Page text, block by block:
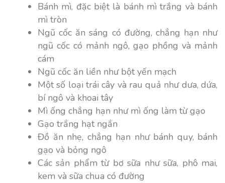
Bánh mì, đặc biệt là bánh mì trắng và bánh
mì tròn
Ngũ cốc ăn sáng có đường, chẳng hạn như
ngũ cốc có mảnh ngô, gạo phồng và mảnh
cám
Ngũ cốc ăn liền như bột yến mạch
Một số loại trái cây và rau quả như dưa, dứa,
bí ngô và khoai tây
Mì ống chẳng hạn như mì ống làm từ gạo
Gạo trắng hạt ngắn
Đồ ăn nhẹ, chẳng hạn như bánh quy, bánh
gạo và bỏng ngô
Các sản phẩm từ bơ sữa như sữa, phô mai,
kem và sữa chua có đường